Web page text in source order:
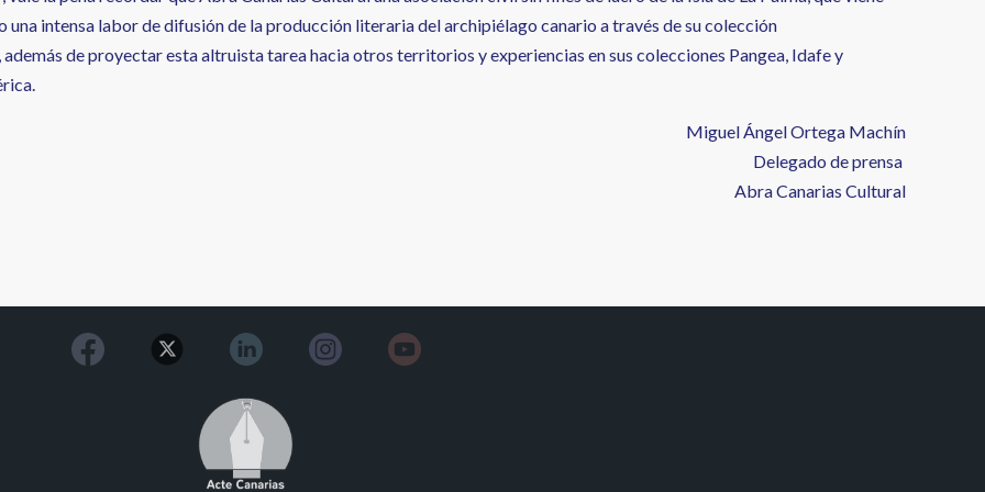
una intensa labor de difusión de la producción literaria del archipiélago canario a través de su colección
de proyectar esta altruista tarea hacia otros territorios y experiencias en sus colecciones Pangea, Idafe y
Miguel Ángel Ortega Machín
Delegado de prensa
Abra Canarias Cultural
Image